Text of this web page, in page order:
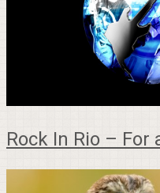
Rock In Rio – For